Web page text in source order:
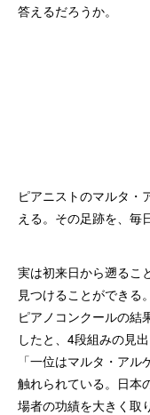
答えるだろうか。
ピアニストのマルタ・
える。その足跡を、毎
実は初来日から遡るこ
見つけることができる
ピアノコンクールの結
したと、4段組みの見
「一位はマルタ・ア
触れられている。日本
場者の功績を大きく取